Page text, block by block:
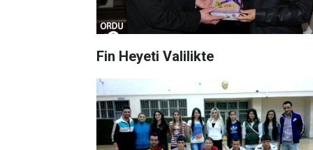
Fin Heyeti Valilikte